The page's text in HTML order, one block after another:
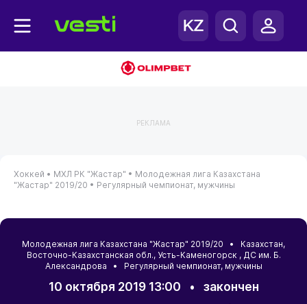
РЕКЛАМА
Хоккей • МХЛ РК "Жастар" • Молодежная лига Казахстана
"Жастар" 2019/20 • Регулярный чемпионат, мужчины
Молодежная лига Казахстана "Жастар" 2019/20 • Казахстан,
Восточно-Казахстанская обл., Усть-Каменогорск , ДС им. Б.
Александрова • Регулярный чемпионат, мужчины
10 октября 2019 13:00 • закончен